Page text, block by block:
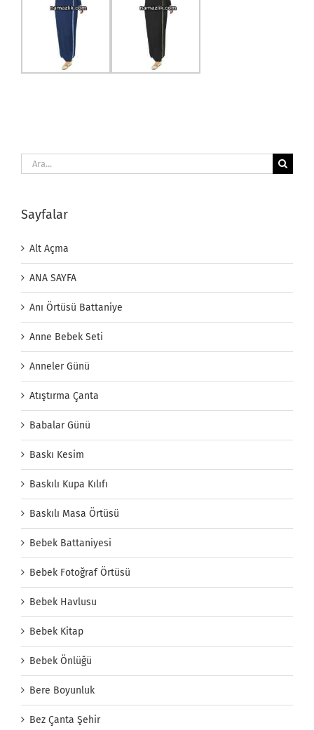
Ara:
Sayfalar
Alt Açma
ANA SAYFA
Anı Örtüsü Battaniye
Anne Bebek Seti
Anneler Günü
Atıştırma Çanta
Babalar Günü
Baskı Kesim
Baskılı Kupa Kılıfı
Baskılı Masa Örtüsü
Bebek Battaniyesi
Bebek Fotoğraf Örtüsü
Bebek Havlusu
Bebek Kitap
Bebek Önlüğü
Bere Boyunluk
Bez Çanta Şehir